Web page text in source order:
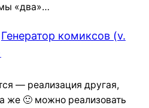
«два»…
Генератор комиксов (v.
— реализация другая,
же 🙂 можно реализовать